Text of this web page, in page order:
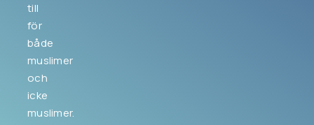
till
för
både
muslimer
och
icke
muslimer.